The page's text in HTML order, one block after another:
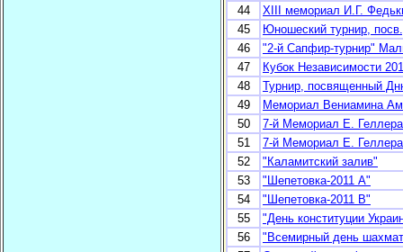
44
XIII мемориал И.Г.
45
Юношеский турнир,
46
"2-й Сапфир-турнир"
47
Кубок Независимости
48
Турнир, посвященный
49
Мемориал Вениамина
50
7-й Мемориал Е. Геллера
51
7-й Мемориал Е.
52
"Каламитский залив"
53
"Шепетовка-2011 А"
54
"Шепетовка-2011 В"
55
"День конституции
56
"Всемирный день